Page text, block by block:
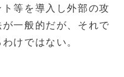
等を導入し外部の攻
一般的だが、それで
けではない。